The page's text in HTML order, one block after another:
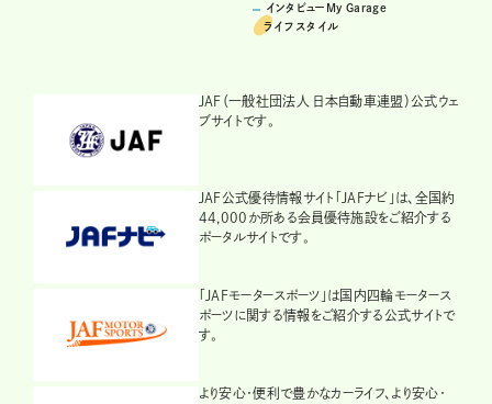
インタビューMy Garage
ライフスタイル
JAF（一般社団法人 日本自動車連盟）公式ウェ
ブサイトです。
JAF公式優待情報サイト「JAFナビ」は、全国約
44,000か所ある会員優待施設をご紹介する
ポータルサイトです。
「JAFモータースポーツ」は国内四輪モータース
ポーツに関する情報をご紹介する公式サイトで
す。
より安心・便利で豊かなカーライフ、より安心・